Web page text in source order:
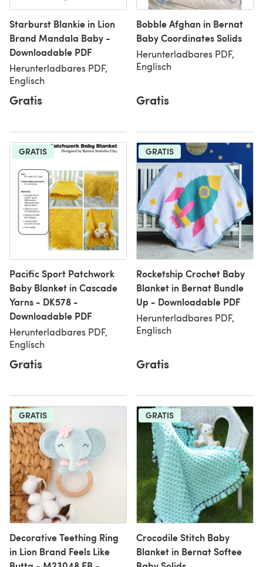
Starburst Blankie in Lion
Brand Mandala Baby -
Downloadable PDF
Herunterladbares PDF,
Englisch
Gratis
Bobble Afghan in Bernat
Baby Coordinates Solids
Herunterladbares PDF,
Englisch
Gratis
GRATIS
Pacific Sport Patchwork
Baby Blanket in Cascade
Yarns - DK578 -
Downloadable PDF
Herunterladbares PDF,
Englisch
Gratis
GRATIS
Rocketship Crochet Baby
Blanket in Bernat Bundle
Up - Downloadable PDF
Herunterladbares PDF,
Englisch
Gratis
GRATIS
Decorative Teething Ring
in Lion Brand Feels Like
GRATIS
Crocodile Stitch Baby
Blanket in Bernat Softee